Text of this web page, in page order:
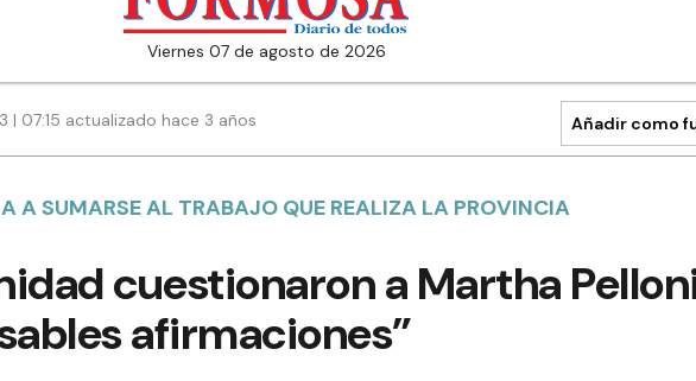
viernes 07 de agosto de 2026
| 07:15 actualizado hace 3 años Añadir como
A SUMARSE AL TRABAJO QUE REALIZA LA PROVINCIA
cuestionaron a Martha
afirmaciones”